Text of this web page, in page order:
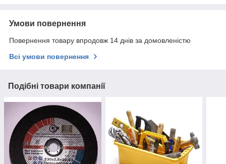
Умови повернення
Повернення товару впродовж 14 днів за домовленістю
Всі умови повернення
Подібні товари компанії